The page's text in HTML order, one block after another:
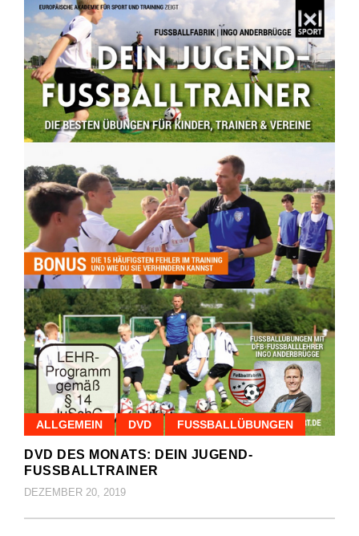
ALLGEMEIN DVD FUSSBALLÜBUNGEN
DVD DES MONATS: DEIN JUGEND-
FUSSBALLTRAINER
DEZEMBER 20, 2019